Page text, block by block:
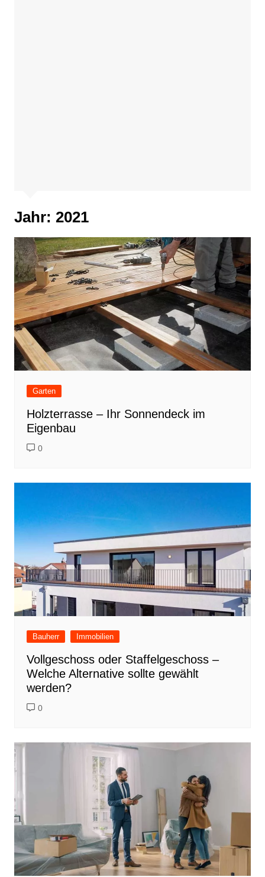
Jahr: 2021
Garten
Holzterrasse – Ihr Sonnendeck im
Eigenbau
0
Bauherr Immobilien
Vollgeschoss oder Staffelgeschoss –
Welche Alternative sollte gewählt
werden?
0